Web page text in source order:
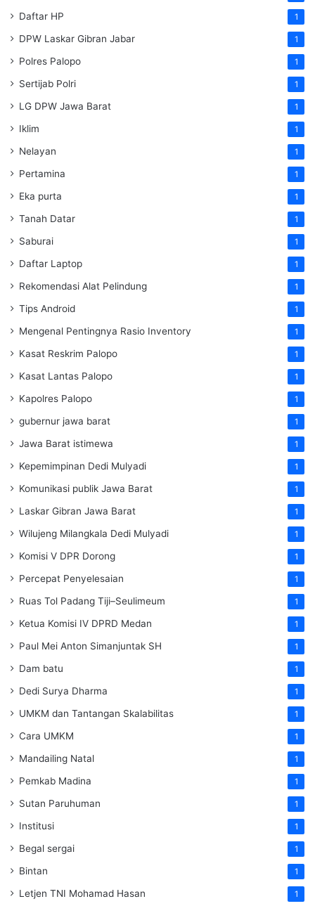
Daftar HP 1
DPW Laskar Gibran Jabar 1
Polres Palopo 1
Sertijab Polri 1
LG DPW Jawa Barat 1
Iklim 1
Nelayan 1
Pertamina 1
Eka purta 1
Tanah Datar 1
Saburai 1
Daftar Laptop 1
Rekomendasi Alat Pelindung 1
Tips Android 1
Mengenal Pentingnya Rasio Inventory 1
Kasat Reskrim Palopo 1
Kasat Lantas Palopo 1
Kapolres Palopo 1
gubernur jawa barat 1
Jawa Barat istimewa 1
Kepemimpinan Dedi Mulyadi 1
Komunikasi publik Jawa Barat 1
Laskar Gibran Jawa Barat 1
Wilujeng Milangkala Dedi Mulyadi 1
Komisi V DPR Dorong 1
Percepat Penyelesaian 1
Ruas Tol Padang Tiji–Seulimeum 1
Ketua Komisi IV DPRD Medan 1
Paul Mei Anton Simanjuntak SH 1
Dam batu 1
Dedi Surya Dharma 1
UMKM dan Tantangan Skalabilitas 1
Cara UMKM 1
Mandailing Natal 1
Pemkab Madina 1
Sutan Paruhuman 1
Institusi 1
Begal sergai 1
Bintan 1
Letjen TNI Mohamad Hasan 1